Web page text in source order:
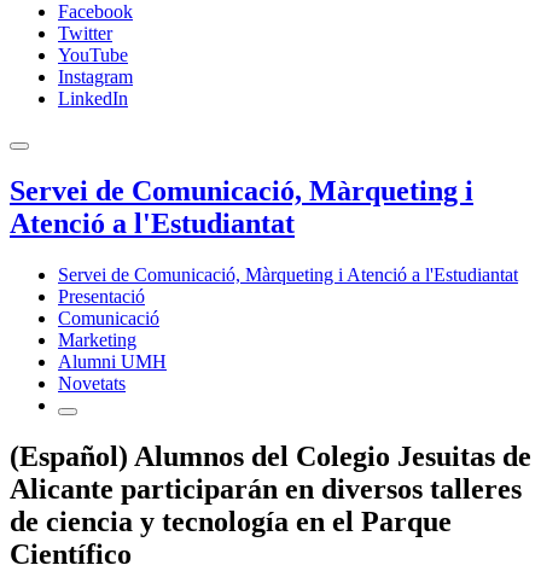
Facebook
Twitter
YouTube
Instagram
LinkedIn
Servei de Comunicació, Màrqueting i
Atenció a l'Estudiantat
Servei de Comunicació, Màrqueting i Atenció a l'Estudiantat
Presentació
Comunicació
Marketing
Alumni UMH
Novetats
(Español) Alumnos del Colegio Jesuitas de
Alicante participarán en diversos talleres
de ciencia y tecnología en el Parque
Científico